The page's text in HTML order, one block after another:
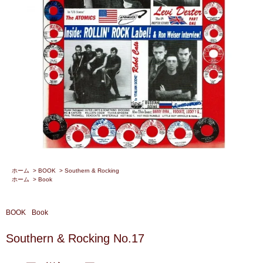
ホーム > BOOK > Southern & Rocking
ホーム
> Book
BOOK Book
Southern & Rocking No.17